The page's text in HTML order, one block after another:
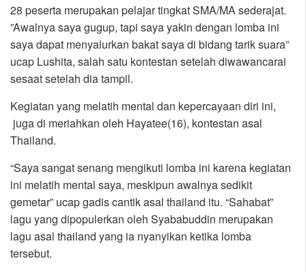
28 peserta merupakan pelajar tingkat SMA/MA sederajat.
”Awalnya saya gugup, tapi saya yakin dengan lomba ini
saya dapat menyalurkan bakat saya di bidang tarik suara”
ucap Lushita, salah satu kontestan setelah diwawancarai
sesaat setelah dia tampil.
Kegiatan yang melatih mental dan kepercayaan diri ini,
juga di meriahkan oleh Hayatee(16), kontestan asal
Thailand.
“Saya sangat senang mengikuti lomba ini karena kegiatan
ini melatih mental saya, meskipun awalnya sedikit
gemetar” ucap gadis cantik asal thailand itu. “Sahabat”
lagu yang dipopulerkan oleh Syababuddin merupakan
lagu asal thailand yang ia nyanyikan ketika lomba
tersebut.